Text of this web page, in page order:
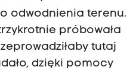
odwodnienia terenu.
próbowała
tutaj
dzięki pomocy